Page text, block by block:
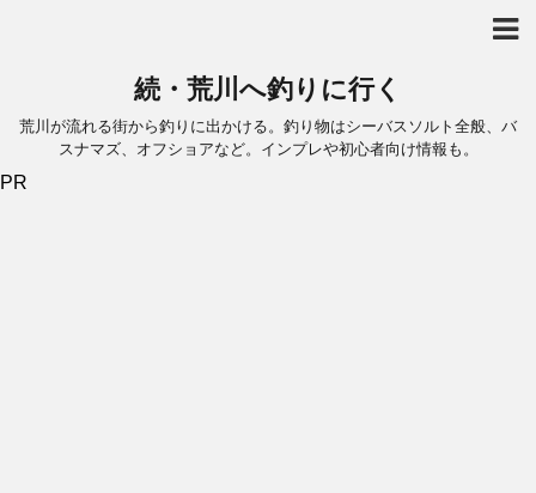
続・荒川へ釣りに行く
荒川が流れる街から釣りに出かける。釣り物はシーバスソルト全般、バ
スナマズ、オフショアなど。インプレや初心者向け情報も。
PR